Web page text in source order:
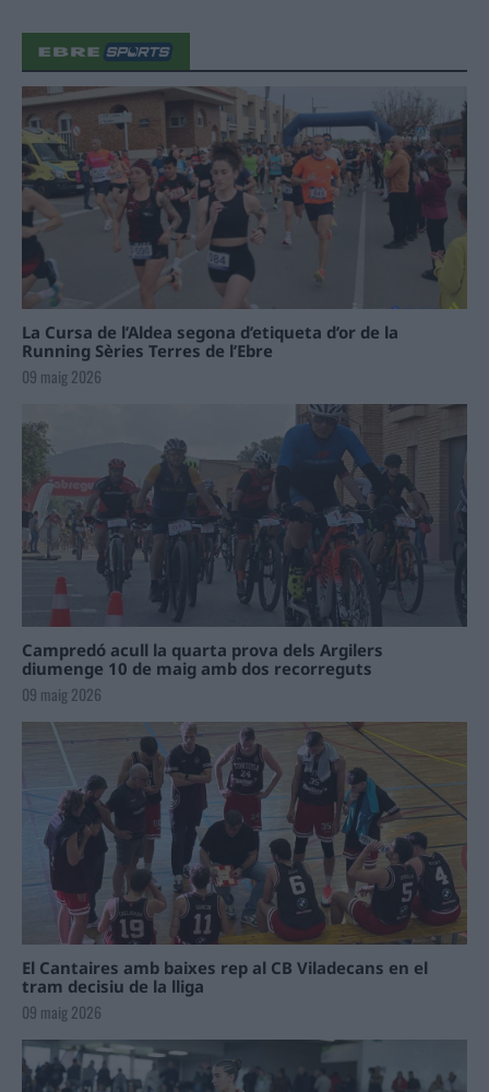
La Cursa de l’Aldea segona d’etiqueta d’or de la
Running Sèries Terres de l’Ebre
09 maig 2026
Campredó acull la quarta prova dels Argilers
diumenge 10 de maig amb dos recorreguts
09 maig 2026
El Cantaires amb baixes rep al CB Viladecans en el
tram decisiu de la lliga
09 maig 2026